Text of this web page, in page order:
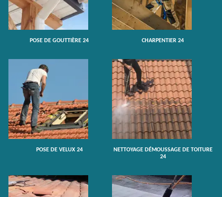
POSE DE GOUTTIÈRE 24 CHARPENTIER 24
POSE DE VELUX 24
NETTOYAGE DÉMOUSSAGE DE TOITURE
24